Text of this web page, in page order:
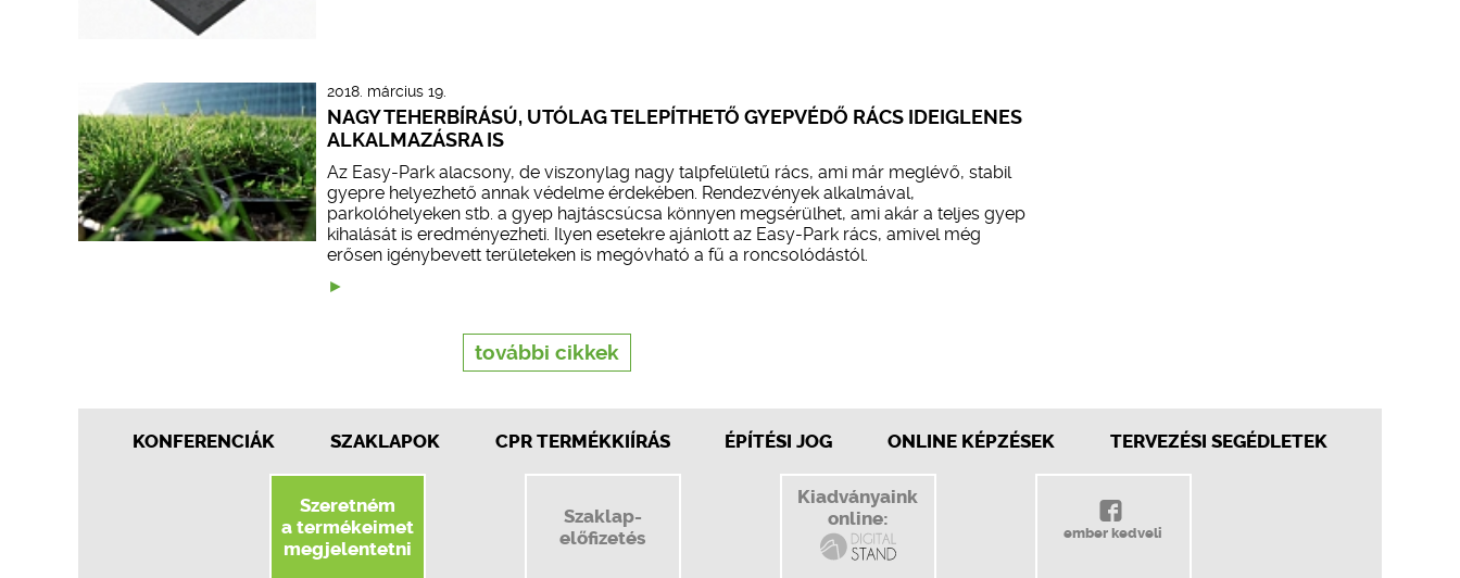
2018. március 19.
NAGY TEHERBÍRÁSÚ, UTÓLAG TELEPÍTHETŐ GYEPVÉDŐ RÁCS IDEIGLENES
ALKALMAZÁSRA IS
Az Easy-Park alacsony, de viszonylag nagy talpfelületű rács, ami már meglévő, stabil
gyepre helyezhető annak védelme érdekében. Rendezvények alkalmával,
parkolóhelyeken stb. a gyep hajtáscsúcsa könnyen megsérülhet, ami akár a teljes gyep
kihalását is eredményezheti. Ilyen esetekre ajánlott az Easy-Park rács, amivel még
erősen igénybevett területeken is megóvható a fű a roncsolódástól.
további cikkek
KONFERENCIÁK SZAKLAPOK CPR TERMÉKKIÍRÁS ÉPÍTÉSI JOG ONLINE KÉPZÉSEK TERVEZÉSI SEGÉDLETEK
Szeretném
a termékeimet
megjelentetni
Szaklap-
előfizetés
Kiadványaink
online:
ember kedveli